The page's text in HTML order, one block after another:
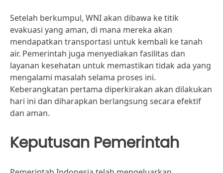
Setelah berkumpul, WNI akan dibawa ke titik
evakuasi yang aman, di mana mereka akan
mendapatkan transportasi untuk kembali ke tanah
air. Pemerintah juga menyediakan fasilitas dan
layanan kesehatan untuk memastikan tidak ada yang
mengalami masalah selama proses ini.
Keberangkatan pertama diperkirakan akan dilakukan
hari ini dan diharapkan berlangsung secara efektif
dan aman.
Keputusan Pemerintah